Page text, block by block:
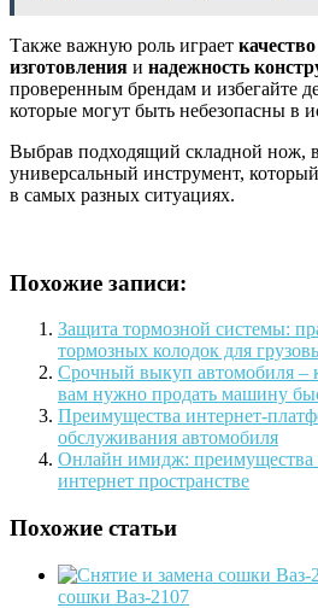
Также важную роль играет качество
изготовления и надежность
проверенным брендам и избегайте
которые могут быть небезопасны в
Выбрав подходящий складной нож,
универсальный инструмент,
в самых разных ситуациях.
Похожие записи:
Защита тормозной системы:
тормозных колодок для
Срочный выкуп автомобиля –
вам нужно продать машину
Преимущества интернет-
обслуживания автомобиля
Онлайн имидж: преимущества
интернет пространстве
Похожие статьи
сошки Ваз-2107